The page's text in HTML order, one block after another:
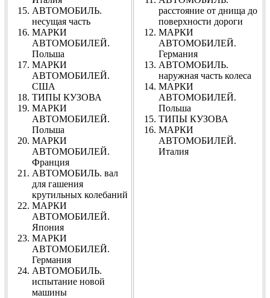
АВТОМОБИЛЬ.
несущая часть
МАРКИ
АВТОМОБИЛЕЙ.
Польша
МАРКИ
АВТОМОБИЛЕЙ.
США
ТИПЫ КУЗОВА
МАРКИ
АВТОМОБИЛЕЙ.
Польша
МАРКИ
АВТОМОБИЛЕЙ.
Франция
АВТОМОБИЛЬ. вал
для гашения
крутильных колебаний
МАРКИ
АВТОМОБИЛЕЙ.
Япония
МАРКИ
АВТОМОБИЛЕЙ.
Германия
АВТОМОБИЛЬ.
испытание новой
машины
расстояние от днища до
поверхности дороги
МАРКИ
АВТОМОБИЛЕЙ.
Германия
АВТОМОБИЛЬ.
наружная часть колеса
МАРКИ
АВТОМОБИЛЕЙ.
Польша
ТИПЫ КУЗОВА
МАРКИ
АВТОМОБИЛЕЙ.
Италия